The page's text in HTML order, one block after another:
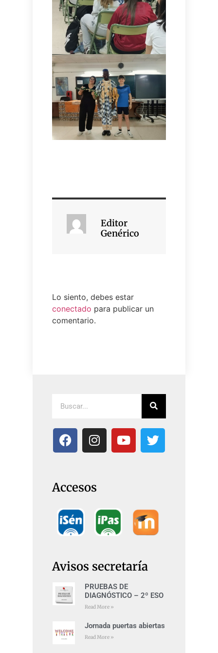
Editor
Genérico
Lo siento, debes estar
conectado para publicar un
comentario.
Accesos
Avisos secretaría
PRUEBAS DE
DIAGNÓSTICO – 2º ESO
Read More »
Jornada puertas abiertas
Read More »